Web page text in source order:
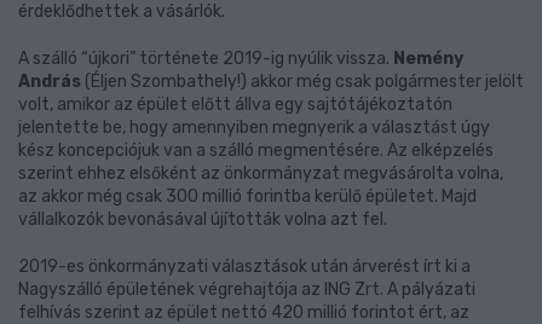
érdeklődhettek a vásárlók.
A szálló “újkori” története 2019-ig nyúlik vissza. Nemény
András (Éljen Szombathely!) akkor még csak polgármester jelölt
volt, amikor az épület előtt állva egy sajtótájékoztatón
jelentette be, hogy amennyiben megnyerik a választást úgy
kész koncepciójuk van a szálló megmentésére. Az elképzelés
szerint ehhez elsőként az önkormányzat megvásárolta volna,
az akkor még csak 300 millió forintba kerülő épületet. Majd
vállalkozók bevonásával újították volna azt fel.
2019-es önkormányzati választások után árverést írt ki a
Nagyszálló épületének végrehajtója az ING Zrt. A pályázati
felhívás szerint az épület nettó 420 millió forintot ért, az